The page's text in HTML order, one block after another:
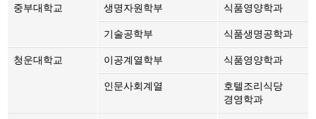
중부대학교 생명자원학부 식품영양학과
기술공학부 식품생명공학과
청운대학교 이공계열학부 식품영양학과
인문사회계열
호텔조리식당
경영학과